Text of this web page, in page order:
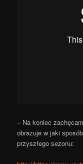
– Na koniec
obrazuje w jaki
przyszłego sezonu: